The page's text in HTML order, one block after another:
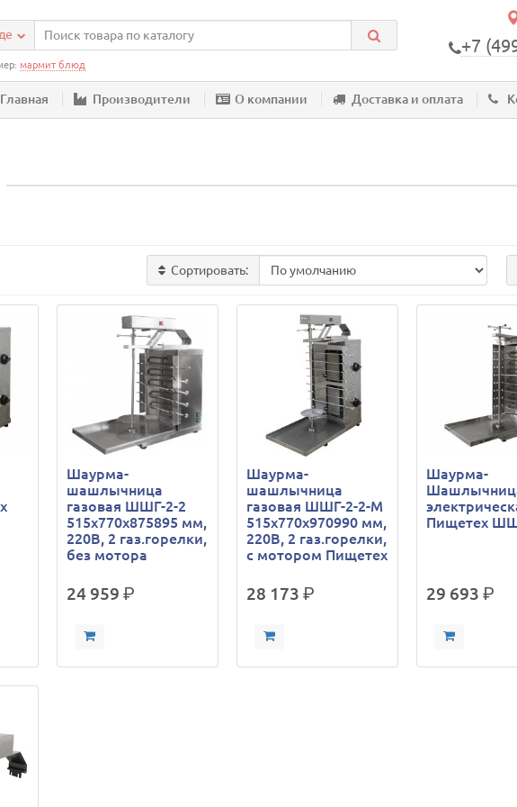
+7
мармит блюд
Главная Производители О компании Доставка и оплата
Сортировать:
Шаурма-
шашлычница
газовая ШШГ-2-2
515х770х875895 мм,
220В, 2 газ.горелки,
без мотора
24 959р.
Шаурма-
шашлычница
газовая ШШГ-2-2-М
515х770х970990 мм,
220В, 2 газ.горелки,
с мотором Пищетех
28 173 р.
Шаурма-
Пищетех
29 693 р.